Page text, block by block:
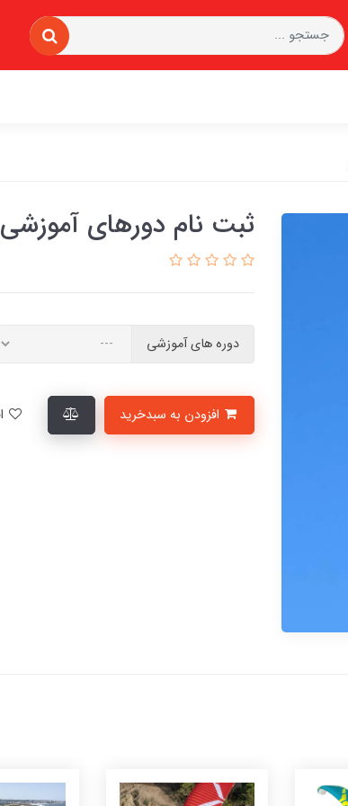
ثبت نام دورهای آموزشی
دوره های آموزشی